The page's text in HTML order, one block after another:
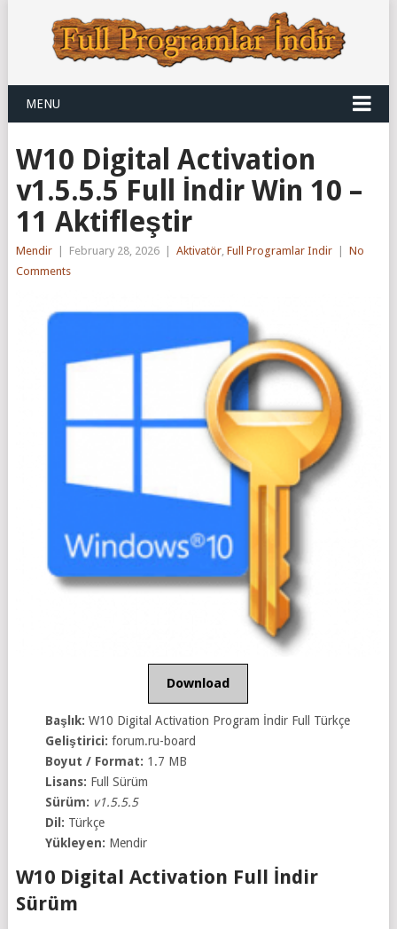
MENU
W10 Digital Activation
v1.5.5.5 Full İndir Win 10 –
11 Aktifleştir
Mendir February 28, 2026 Aktivatör, Full Programlar Indir
No
Comments
Download
Başlık: W10 Digital Activation Program İndir Full Türkçe
Geliştirici: forum.ru-board
Boyut / Format: 1.7 MB
Lisans: Full Sürüm
Sürüm: v1.5.5.5
Dil: Türkçe
Yükleyen: Mendir
W10 Digital Activation Full İndir
Sürüm